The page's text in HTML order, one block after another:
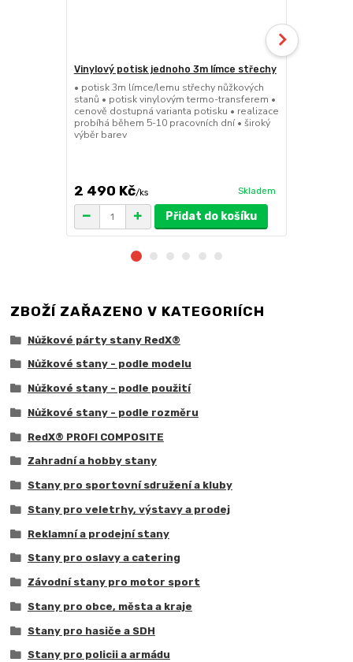
Vinylový potisk jednoho 3m límce střechy
• potisk 3m límce/lemu střechy nůžkových
stanů • potisk vinylovým termo-transferem •
cenově dostupná varianta potisku • realizace
probíhá během 5-10 pracovních dní • široký
výběr barev
2 490 Kč/ks Skladem
Přidat do košíku
ZBOŽÍ ZAŘAZENO V KATEGORIÍCH
Nůžkové párty stany RedX®
Nůžkové stany - podle modelu
Nůžkové stany - podle použití
Nůžkové stany - podle rozměru
RedX® PROFI COMPOSITE
Zahradní a hobby stany
Stany pro sportovní sdružení a kluby
Stany pro veletrhy, výstavy a prodej
Reklamní a prodejní stany
Stany pro oslavy a catering
Závodní stany pro motor sport
Stany pro obce, města a kraje
Stany pro hasiče a SDH
Stany pro policii a armádu